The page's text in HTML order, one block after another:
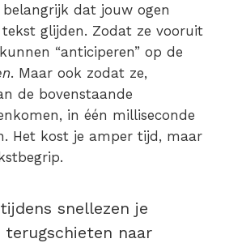
dat jouw ogen
tekst glijden. Zodat ze vooruit
“anticiperen” op de
. Maar ook zodat ze,
de bovenstaande
in één milliseconde
Het kost je amper tijd, maar
snellezen je
terugschieten naar